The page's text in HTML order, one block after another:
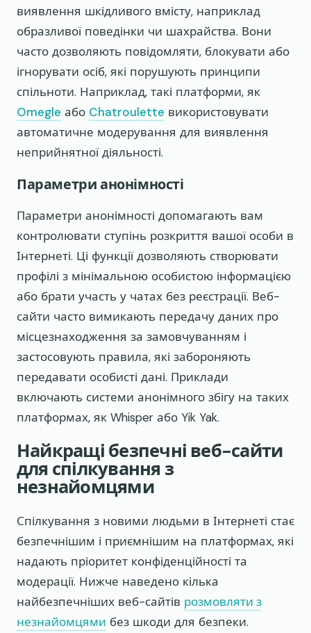
виявлення шкідливого вмісту, наприклад
образливої поведінки чи шахрайства. Вони
часто дозволяють повідомляти, блокувати або
ігнорувати осіб, які порушують принципи
спільноти. Наприклад, такі платформи, як
Omegle або Chatroulette використовувати
автоматичне модерування для виявлення
неприйнятної діяльності.
Параметри анонімності
Параметри анонімності допомагають вам
контролювати ступінь розкриття вашої особи в
Інтернеті. Ці функції дозволяють створювати
профілі з мінімальною особистою інформацією
або брати участь у чатах без реєстрації. Веб-
сайти часто вимикають передачу даних про
місцезнаходження за замовчуванням і
застосовують правила, які забороняють
передавати особисті дані. Приклади
включають системи анонімного збігу на таких
платформах, як Whisper або Yik Yak.
Найкращі безпечні веб-сайти
для спілкування з
незнайомцями
Спілкування з новими людьми в Інтернеті стає
безпечнішим і приємнішим на платформах, які
надають пріоритет конфіденційності та
модерації. Нижче наведено кілька
найбезпечніших веб-сайтів розмовляти з
незнайомцями без шкоди для безпеки.